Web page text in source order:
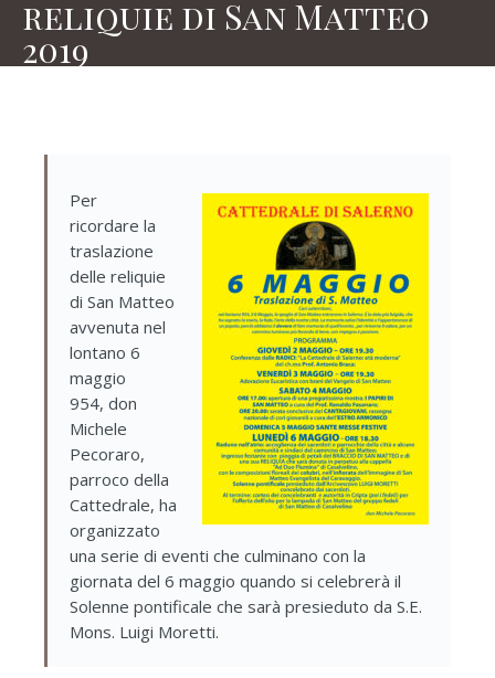
reliquie di San Matteo
2019
Per
ricordare la
traslazione
delle reliquie
di San Matteo
avvenuta nel
lontano 6
maggio
954, don
Michele
Pecoraro,
parroco della
Cattedrale, ha
organizzato
una serie di eventi che culminano con la
giornata del 6 maggio quando si celebrerà il
Solenne pontificale che sarà presieduto da S.E.
Mons. Luigi Moretti.